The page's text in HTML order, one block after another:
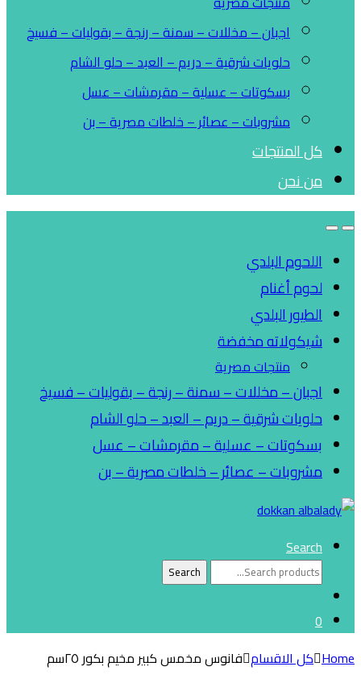
اجبان – مخللات – سمنة – رنجة – بقوليات – فسيخ
حلويات شرقية – دريم – العبد – حلو الشام
بسكوتات – عسلية – مقرمشات – عسل
مشروبات – عصائر – خلطات مصرية – بن
كل المنتجات
من نحن
اللحوم البلدي
لحوم أغنام
الطيور البلدي
شيكولاته مخفضة
منتجات مصرية
اجبان – مخللات – سمنة – رنجة – بقوليات – فسيخ
حلويات شرقية – دريم – العبد – حلو الشام
بسكوتات – عسلية – مقرمشات – عسل
مشروبات – عصائر – خلطات مصرية – بن
Search
Search
Search
0
Home كل الاقسام فانوس مخمس كبير مخيم بكور ٢٥سم